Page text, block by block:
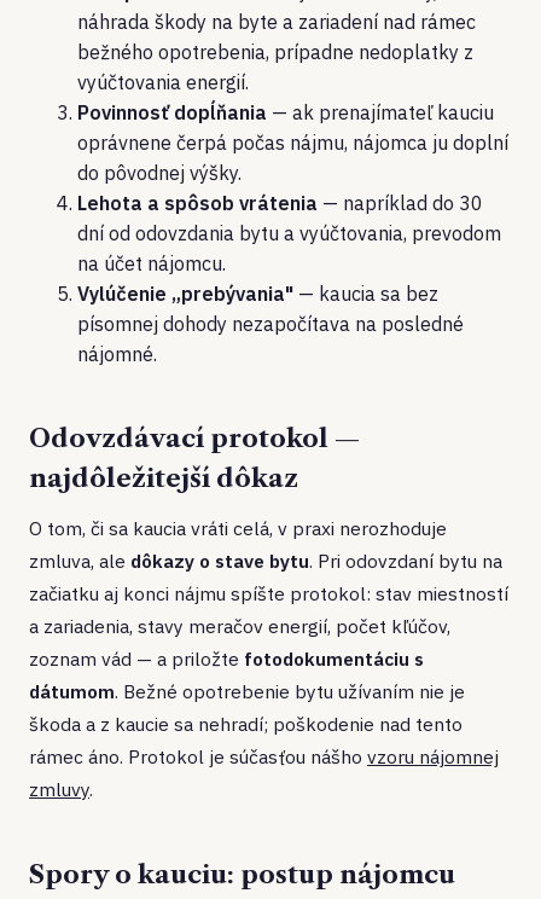
náhrada škody na byte a zariadení nad rámec
bežného opotrebenia, prípadne nedoplatky z
vyúčtovania energií.
Povinnosť dopĺňania — ak prenajímateľ kauciu
oprávnene čerpá počas nájmu, nájomca ju doplní
do pôvodnej výšky.
Lehota a spôsob vrátenia — napríklad do 30
dní od odovzdania bytu a vyúčtovania, prevodom
na účet nájomcu.
Vylúčenie „prebývania" — kaucia sa bez
písomnej dohody nezapočítava na posledné
nájomné.
Odovzdávací protokol —
najdôležitejší dôkaz
O tom, či sa kaucia vráti celá, v praxi nerozhoduje
zmluva, ale dôkazy o stave bytu. Pri odovzdaní bytu na
začiatku aj konci nájmu spíšte protokol: stav miestností
a zariadenia, stavy meračov energií, počet kľúčov,
zoznam vád — a priložte fotodokumentáciu s
dátumom. Bežné opotrebenie bytu užívaním nie je
škoda a z kaucie sa nehradí; poškodenie nad tento
rámec áno. Protokol je súčasťou nášho vzoru nájomnej
zmluvy.
Spory o kauciu: postup nájomcu